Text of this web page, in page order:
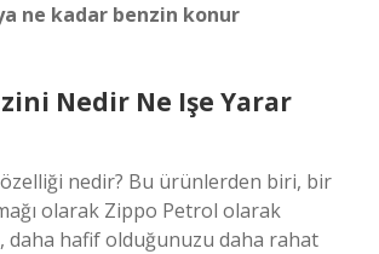
ne kadar benzin konur
Nedir Ne Işe Yarar
nedir? Bu ürünlerden biri, bir
olarak Zippo Petrol olarak
daha hafif olduğunuzu daha rahat